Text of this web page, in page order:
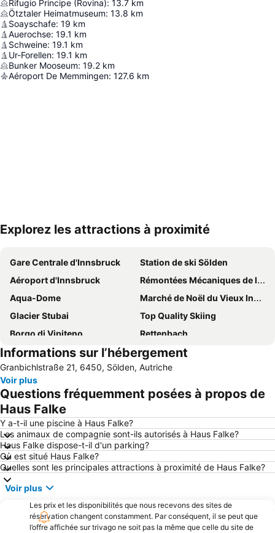
Rifugio Principe (Rovina): 13.7 km
Ötztaler Heimatmuseum: 13.8 km
Soayschafe: 19 km
Auerochse: 19.1 km
Schweine: 19.1 km
Ur-Forellen: 19.1 km
Bunker Mooseum: 19.2 km
Aéroport De Memmingen: 127.6 km
Explorez les attractions à proximité
Gare Centrale d'Innsbruck
Station de ski Sölden
Aéroport d'Innsbruck
Rémontées Mécaniques de la Nordkette
Aqua-Dome
Marché de Noël du Vieux Innsbruck
Glacier Stubai
Top Quality Skiing
Borgo di Vipiteno
Rettenbach
Brandle
Église de la Cour
Rechenhof
Ehrwald-Lermoos
Obergurgl
Sterzinger Joghurttage
Bahnhof Seefeld
Musée Goldenes Dahl
Congrès - Innsbruck
Hallenbad Olympisches Dorf
Musée Provincial de la Mine de Monteneve
Thurnerhof
Nauders Bergkastel
Tremplin de Bergisel
Informations sur l’hébergement
Granbichlstraße 21, 6450, Sölden, Autriche
Voir plus
Questions fréquemment posées à propos de
Haus Falke
Y a-t-il une piscine à Haus Falke?
Les animaux de compagnie sont-ils autorisés à Haus Falke?
Haus Falke dispose-t-il d'un parking?
Où est situé Haus Falke?
Quelles sont les principales attractions à proximité de Haus Falke?
Voir plus
Les prix et les disponibilités que nous recevons des sites de
réservation changent constamment. Par conséquent, il se peut que
l’offre affichée sur trivago ne soit pas la même que celle du site de